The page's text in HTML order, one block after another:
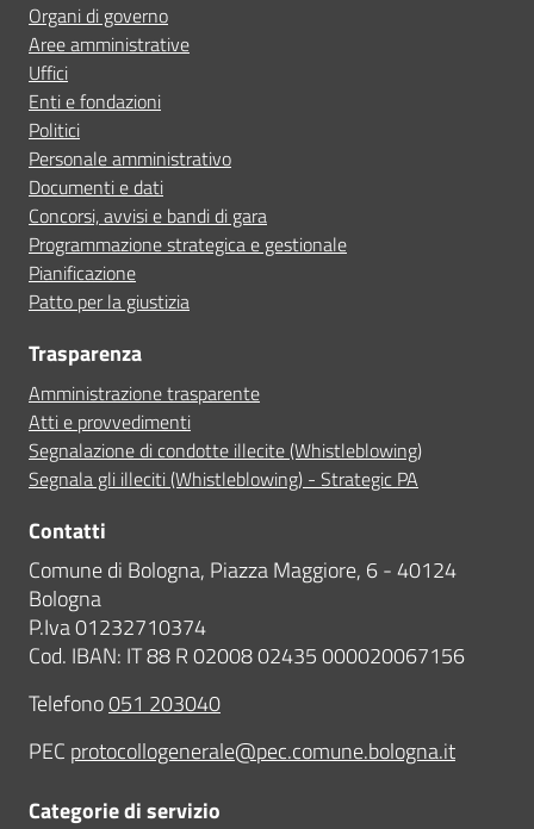
Organi di governo
Aree amministrative
Uffici
Enti e fondazioni
Politici
Personale amministrativo
Documenti e dati
Concorsi, avvisi e bandi di gara
Programmazione strategica e gestionale
Pianificazione
Patto per la giustizia
Trasparenza
Amministrazione trasparente
Atti e provvedimenti
Segnalazione di condotte illecite (Whistleblowing)
Segnala gli illeciti (Whistleblowing) - Strategic PA
Contatti
Comune di Bologna, Piazza Maggiore, 6 - 40124
Bologna
P.Iva 01232710374
Cod. IBAN: IT 88 R 02008 02435 000020067156
Telefono051 203040
PEC protocollogenerale@pec.comune.bologna.it
Categorie di servizio